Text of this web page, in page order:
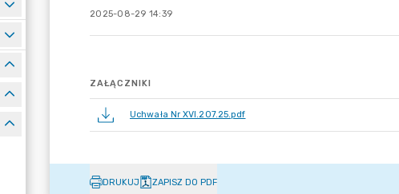
2025-08-29 14:39
ZAŁĄCZNIKI
Uchwała Nr XVI.207.25.pdf
DRUKUJ ZAPISZ DO PDF